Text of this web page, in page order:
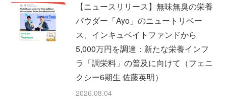
【ニュースリリース】無味無臭の栄養
パウダー「Ayo」のニュートリベー
ス、インキュベイトファンドから
5,000万円を調達：新たな栄養インフ
ラ「調栄料」の普及に向けて（フェニ
クシー6期生 佐藤英明）
2026.08.04